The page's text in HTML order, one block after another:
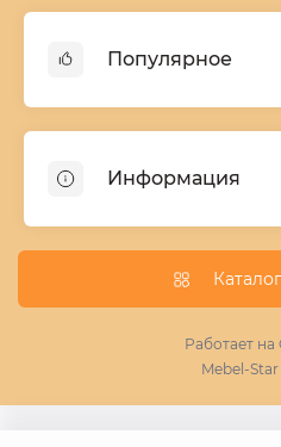
Популярное
Шкафы купе ширина 90-
Комоды из дерева
Кухни
Информация
Условия поставки мебели
Фотопечать для шкафа
Пескоструй
Работает на
Mebel-